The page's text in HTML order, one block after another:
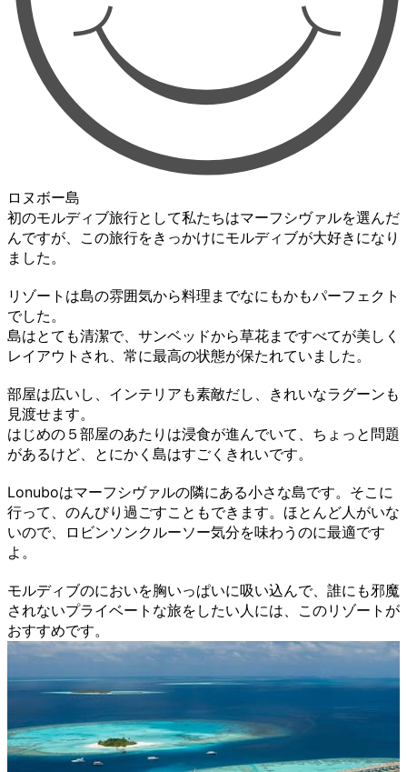
ロヌボー島
初のモルディブ旅行として私たちはマーフシヴァルを選んだ
んですが、この旅行をきっかけにモルディブが大好きになり
ました。
リゾートは島の雰囲気から料理までなにもかもパーフェクト
でした。
島はとても清潔で、サンベッドから草花まですべてが美しく
レイアウトされ、常に最高の状態が保たれていました。
部屋は広いし、インテリアも素敵だし、きれいなラグーンも
見渡せます。
はじめの５部屋のあたりは浸食が進んでいて、ちょっと問題
があるけど、とにかく島はすごくきれいです。
Lonuboはマーフシヴァルの隣にある小さな島です。そこに
行って、のんびり過ごすこともできます。ほとんど人がいな
いので、ロビンソンクルーソー気分を味わうのに最適です
よ。
モルディブのにおいを胸いっぱいに吸い込んで、誰にも邪魔
されないプライベートな旅をしたい人には、このリゾートが
おすすめです。